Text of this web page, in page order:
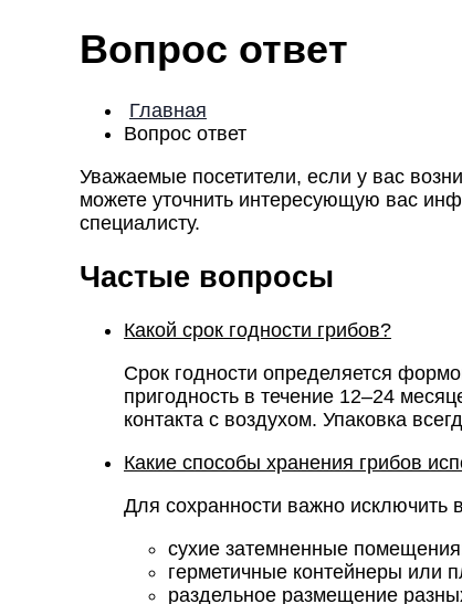
Вопрос ответ
Главная
Вопрос ответ
Уважаемые посетители, если у вас
можете уточнить интересующую вас
специалисту.
Частые вопросы
Какой срок годности грибов?
Срок годности определяется
пригодность в течение 12–24
контакта с воздухом. Упаковка
Какие способы хранения грибов
Для сохранности важно исключить
сухие затемненные
герметичные контейнеры или
раздельное размещение